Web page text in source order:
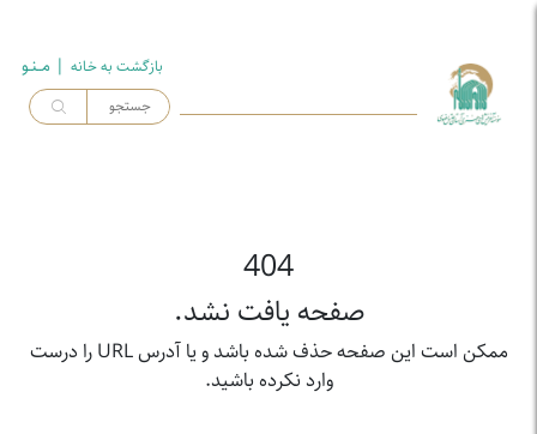
بازگشت به خـانه | مــنـو
404
صفحه یافت نشد.
ممکن است این صفحه حذف شده باشد و یا آدرس URL را درست
وارد نکرده باشید.